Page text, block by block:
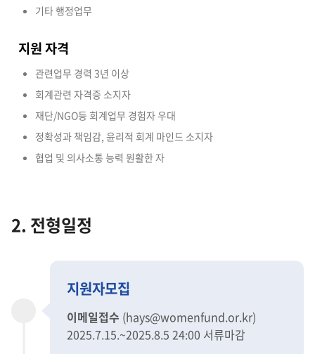
기타 행정업무
지원 자격
관련업무 경력 3년 이상
회계관련 자격증 소지자
재단/NGO등 회계업무 경험자 우대
정확성과 책임감, 윤리적 회계 마인드 소지자
협업 및 의사소통 능력 원활한 자
2. 전형일정
지원자모집
이메일접수 (hays@womenfund.or.kr)
2025.7.15.~2025.8.5 24:00 서류마감